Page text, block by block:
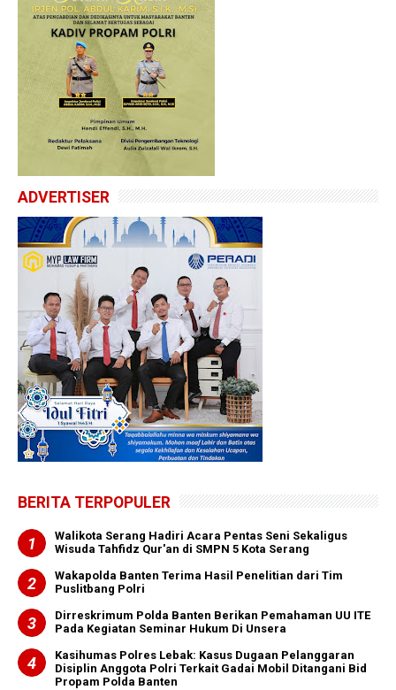
ADVERTISER
BERITA TERPOPULER
Walikota Serang Hadiri Acara Pentas Seni Sekaligus
Wisuda Tahfidz Qur'an di SMPN 5 Kota Serang
Wakapolda Banten Terima Hasil Penelitian dari Tim
Puslitbang Polri
Dirreskrimum Polda Banten Berikan Pemahaman UU ITE
Pada Kegiatan Seminar Hukum Di Unsera
Kasihumas Polres Lebak: Kasus Dugaan Pelanggaran
Disiplin Anggota Polri Terkait Gadai Mobil Ditangani Bid
Propam Polda Banten